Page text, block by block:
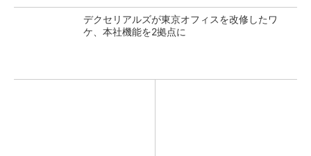
デクセリアルズが東京オフィスを改修したワ
ケ、本社機能を2拠点に